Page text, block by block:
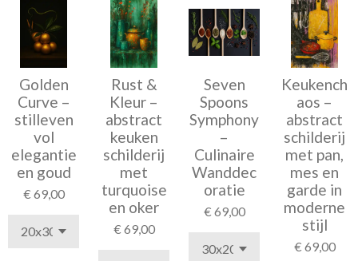
Golden
Curve –
stilleven
vol
elegantie
en goud
€ 69,00
Rust &
Kleur –
abstract
keuken
schilderij
met
turquoise
en oker
€ 69,00
Seven
Spoons
Symphony
–
Culinaire
Wanddec
oratie
€ 69,00
Keukench
aos –
abstract
schilderij
met pan,
mes en
garde in
moderne
stijl
€ 69,00